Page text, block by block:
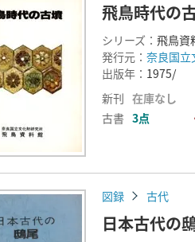
飛鳥時代の
シリーズ： 飛鳥資
発行元： 奈良国立
出版年： 1975/
新刊 在庫なし
古書 3点
図録 古代
日本古代の